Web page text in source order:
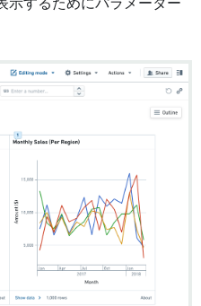
示するためにパラメーター